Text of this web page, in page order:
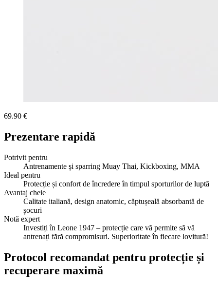
69.90 €
Prezentare rapidă
Potrivit pentru
Antrenamente și sparring Muay Thai, Kickboxing, MMA
Ideal pentru
Protecție și confort de încredere în timpul sporturilor de luptă
Avantaj cheie
Calitate italiană, design anatomic, căptușeală absorbantă de
șocuri
Notă expert
Investiți în Leone 1947 – protecție care vă permite să vă
antrenați fără compromisuri. Superioritate în fiecare lovitură!
Protocol recomandat pentru protecție și
recuperare maximă